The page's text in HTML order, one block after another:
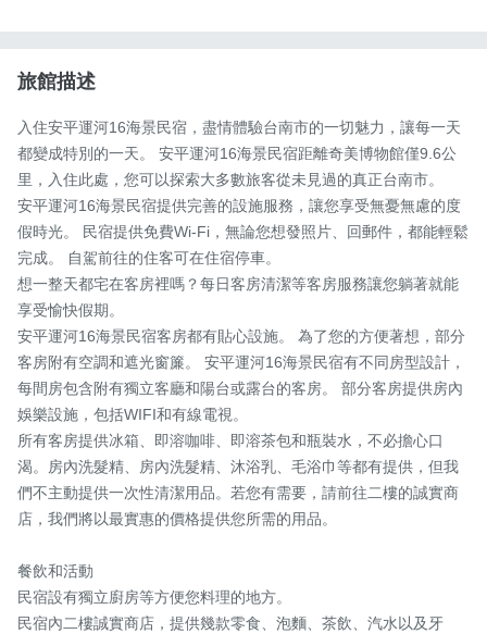
旅館描述
入住安平運河16海景民宿，盡情體驗台南市的一切魅力，讓每一天
都變成特別的一天。 安平運河16海景民宿距離奇美博物館僅9.6公
里，入住此處，您可以探索大多數旅客從未見過的真正台南市。
安平運河16海景民宿提供完善的設施服務，讓您享受無憂無慮的度
假時光。 民宿提供免費Wi-Fi，無論您想發照片、回郵件，都能輕鬆
完成。 自駕前往的住客可在住宿停車。
想一整天都宅在客房裡嗎？每日客房清潔等客房服務讓您躺著就能
享受愉快假期。
安平運河16海景民宿客房都有貼心設施。 為了您的方便著想，部分
客房附有空調和遮光窗簾。 安平運河16海景民宿有不同房型設計，
每間房包含附有獨立客廳和陽台或露台的客房。 部分客房提供房內
娛樂設施，包括WIFI和有線電視。
所有客房提供冰箱、即溶咖啡、即溶茶包和瓶裝水，不必擔心口
渴。房內洗髮精、房內洗髮精、沐浴乳、毛浴巾等都有提供，但我
們不主動提供一次性清潔用品。若您有需要，請前往二樓的誠實商
店，我們將以最實惠的價格提供您所需的用品。
餐飲和活動
民宿設有獨立廚房等方便您料理的地方。
民宿內二樓誠實商店，提供幾款零食、泡麵、茶飲、汽水以及牙